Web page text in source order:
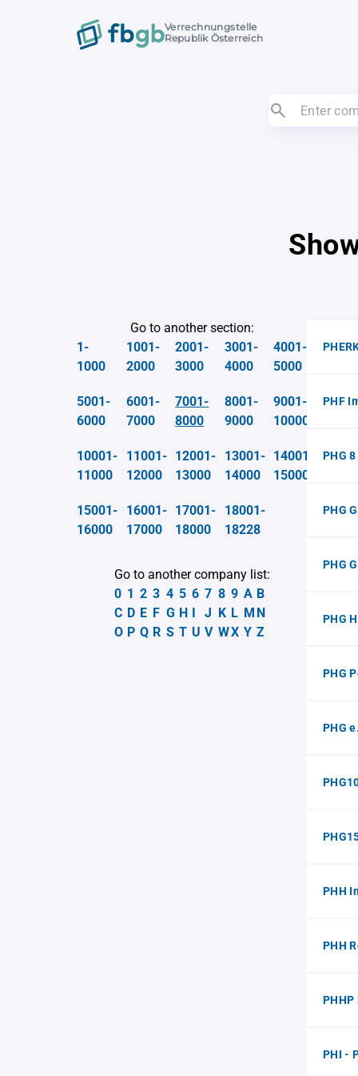
Verrechnungstelle
Republik Österreich
Go to another section:
1-
1000
1001-
2000
2001-
3000
3001-
4000
4001-
5000
5001-
6000
6001-
7000
7001-
8000
8001-
9000
9001-
10000
10001-
11000
11001-
12000
12001-
13000
13001-
14000
14001-
15000
15001-
16000
16001-
17000
17001-
18000
18001-
18228
Go to another company list:
0 1 2 3 4 5 6 7 8 9 A B
C D E F G H I J K L M N
O P Q R S T U V WX Y Z
PHF
PHG
PHG
PHG
PHG
PHG
PHG
PHH
PHH
PHHP
PHI -